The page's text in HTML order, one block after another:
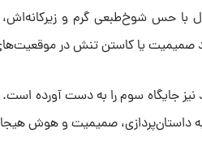
با حس شوخ‌طبعی گرم و زیرکانه‌اش،
صمیمیت یا کاستن تنش در
نیز جایگاه سوم را به دست آورده
داستان‌پردازی، صمیمیت و هوش